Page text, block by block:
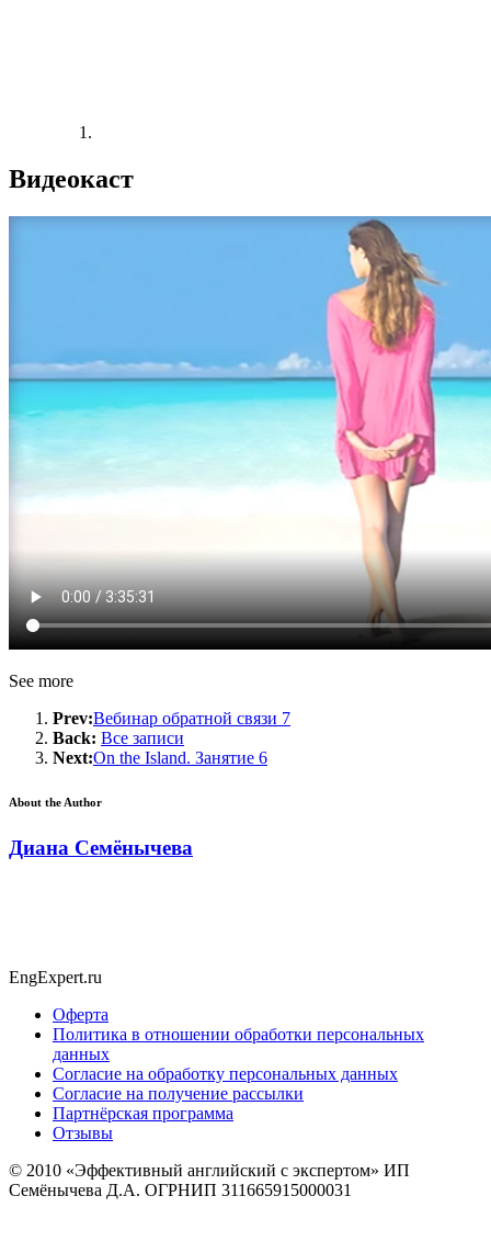
Видеокаст
See more
Prev:Вебинар обратной связи 7
Back: Все записи
Next:On the Island. Занятие 6
About the Author
Диана Семёнычева
EngExpert.ru
Оферта
Политика в отношении обработки персональных
данных
Согласие на обработку персональных данных
Согласие на получение рассылки
Партнёрская программа
Отзывы
© 2010 «Эффективный английский с экспертом» ИП
Семёнычева Д.А. ОГРНИП 311665915000031